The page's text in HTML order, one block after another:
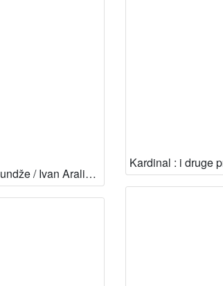
Japundže / Ivan Aralica ; pogovor Helena Sablić Tomić